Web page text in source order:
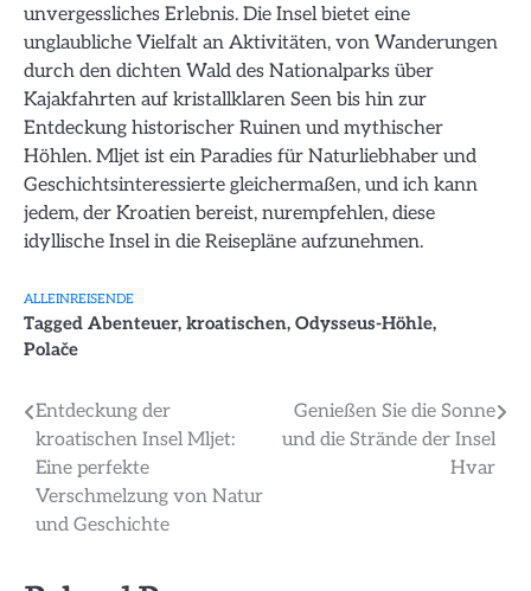
unvergessliches Erlebnis. Die Insel bietet eine
unglaubliche Vielfalt an Aktivitäten, von Wanderungen
durch den dichten Wald des Nationalparks über
Kajakfahrten auf kristallklaren Seen bis hin zur
Entdeckung historischer Ruinen und mythischer
Höhlen. Mljet ist ein Paradies für Naturliebhaber und
Geschichtsinteressierte gleichermaßen, und ich kann
jedem, der Kroatien bereist, nurempfehlen, diese
idyllische Insel in die Reisepläne aufzunehmen.
ALLEINREISENDE
Tagged Abenteuer, kroatischen, Odysseus-Höhle,
Polače
Beitragsnavigation
Entdeckung der
kroatischen Insel Mljet:
Eine perfekte
Verschmelzung von Natur
und Geschichte
Genießen Sie die Sonne
und die Strände der Insel
Hvar